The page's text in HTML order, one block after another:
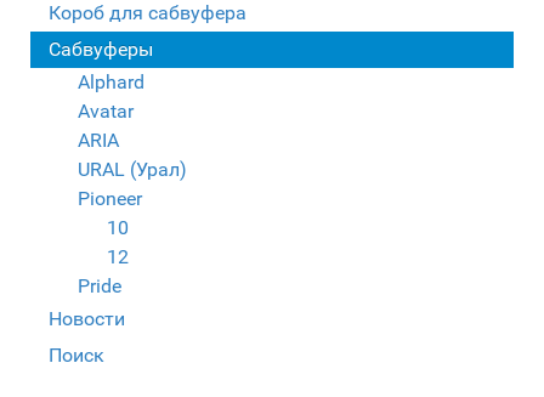
Короб для сабвуфера
Сабвуферы
Alphard
Avatar
ARIA
URAL (Урал)
Pioneer
10
12
Pride
Новости
Поиск